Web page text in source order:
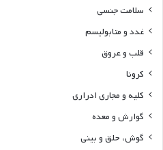
سلامت جنسی
غدد و متابولیسم
قلب و عروق
کرونا
کلیه و مجاری ادراری
گوارش و معده
گوش، حلق و بینی